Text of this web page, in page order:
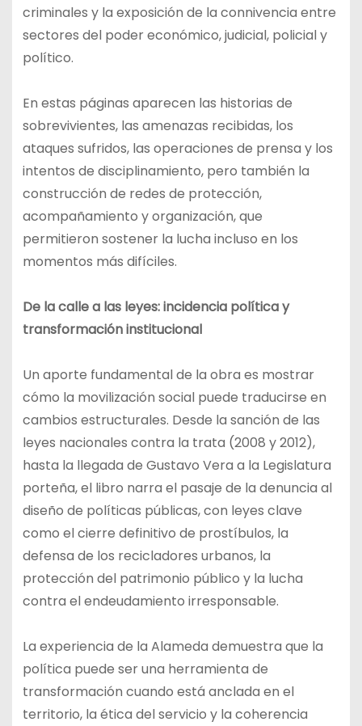
criminales y la exposición de la connivencia entre
sectores del poder económico, judicial, policial y
político.
En estas páginas aparecen las historias de
sobrevivientes, las amenazas recibidas, los
ataques sufridos, las operaciones de prensa y los
intentos de disciplinamiento, pero también la
construcción de redes de protección,
acompañamiento y organización, que
permitieron sostener la lucha incluso en los
momentos más difíciles.
De la calle a las leyes: incidencia política y
transformación institucional
Un aporte fundamental de la obra es mostrar
cómo la movilización social puede traducirse en
cambios estructurales. Desde la sanción de las
leyes nacionales contra la trata (2008 y 2012),
hasta la llegada de Gustavo Vera a la Legislatura
porteña, el libro narra el pasaje de la denuncia al
diseño de políticas públicas, con leyes clave
como el cierre definitivo de prostíbulos, la
defensa de los recicladores urbanos, la
protección del patrimonio público y la lucha
contra el endeudamiento irresponsable.
La experiencia de la Alameda demuestra que la
política puede ser una herramienta de
transformación cuando está anclada en el
territorio, la ética del servicio y la coherencia